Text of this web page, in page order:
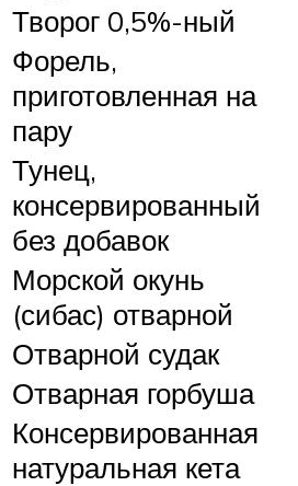
Творог 0,5%-ный
Форель,
приготовленная на
пару
Тунец,
консервированный
без добавок
Морской окунь
(сибас) отварной
Отварной судак
Отварная горбуша
Консервированная
натуральная кета